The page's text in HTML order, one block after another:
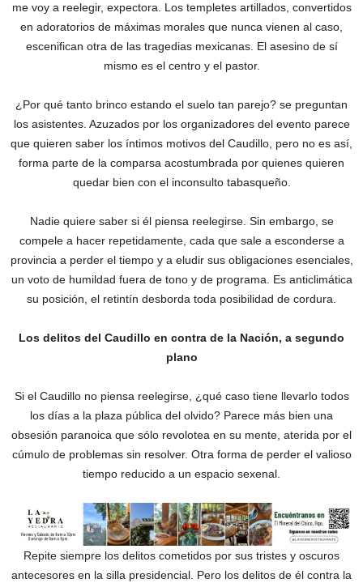
me voy a reelegir, expectora. Los templetes artillados, convertidos
en adoratorios de máximas morales que nunca vienen al caso,
escenifican otra de las tragedias mexicanas. El asesino de sí
mismo es el centro y el pastor.
¿Por qué tanto brinco estando el suelo tan parejo? se preguntan
los asistentes. Azuzados por los organizadores del evento parece
que quieren saber los íntimos motivos del Caudillo, pero no es así,
forma parte de la comparsa acostumbrada por quienes quieren
quedar bien con el inconsulto tabasqueño.
Nadie quiere saber si él piensa reelegirse. Sin embargo, se
compele a hacer repetidamente, cada que sale a esconderse a
provincia a perder el tiempo y a eludir sus obligaciones esenciales,
un voto de humildad fuera de tono y de programa. Es anticlimática
su posición, el retintín desborda toda posibilidad de cordura.
Los delitos del Caudillo en contra de la Nación, a segundo
plano
Si el Caudillo no piensa reelegirse, ¿qué caso tiene llevarlo todos
los días a la plaza pública del olvido? Parece más bien una
obsesión paranoica que sólo revolotea en su mente, aterida por el
cúmulo de problemas sin resolver. Otra forma de perder el valioso
tiempo reducido a un espacio sexenal.
Repite siempre los delitos cometidos por sus tristes y oscuros
antecesores en la silla presidencial. Pero los delitos de él contra la